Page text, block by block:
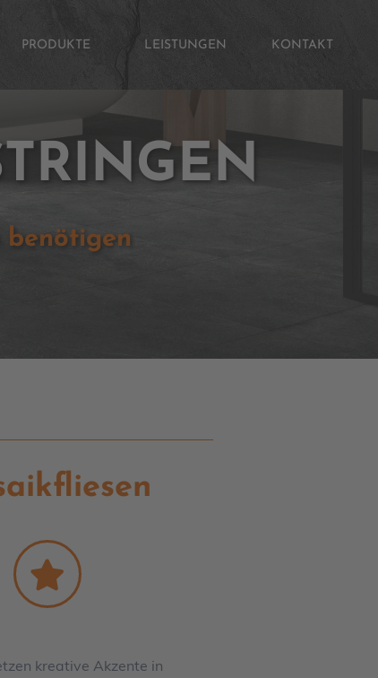
PRODUKTE LEISTUNGEN KONTAKT
benötigen
kreative Akzente in